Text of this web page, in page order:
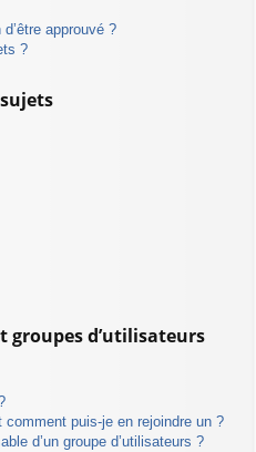
approuvé ?
?
groupes d’utilisateurs
puis-je en rejoindre un ?
d’un groupe d’utilisateurs ?